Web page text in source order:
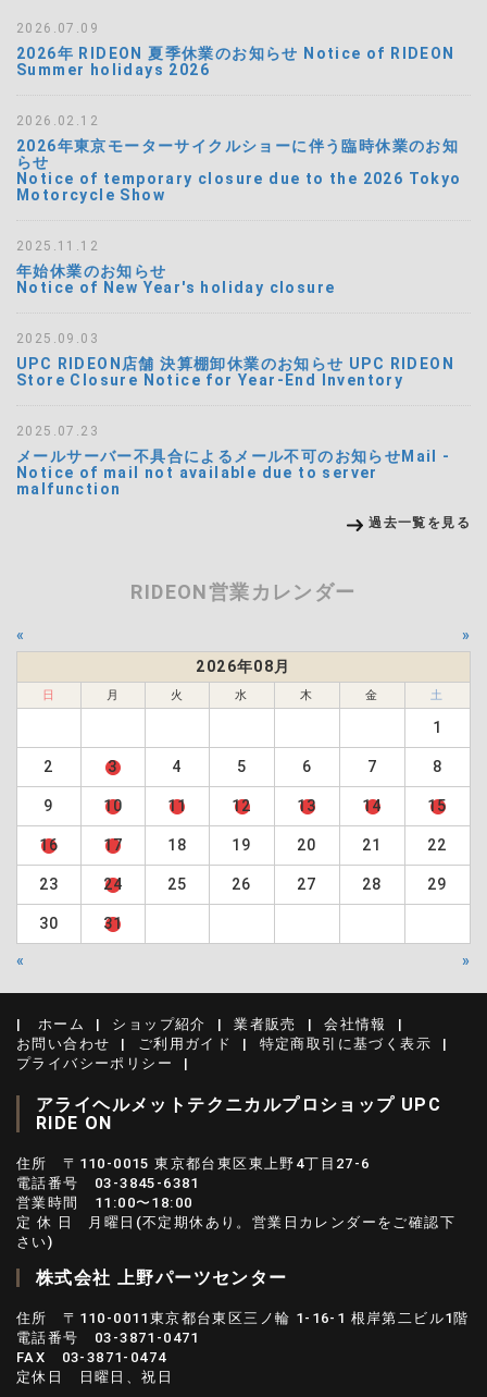
2026.07.09
2026年 RIDEON 夏季休業のお知らせ Notice of RIDEON
Summer holidays 2026
2026.02.12
2026年東京モーターサイクルショーに伴う臨時休業のお知
らせ
Notice of temporary closure due to the 2026 Tokyo
Motorcycle Show
2025.11.12
年始休業のお知らせ
Notice of New Year's holiday closure
2025.09.03
UPC RIDEON店舗 決算棚卸休業のお知らせ UPC RIDEON
Store Closure Notice for Year-End Inventory
2025.07.23
メールサーバー不具合によるメール不可のお知らせMail -
Notice of mail not available due to server
malfunction
過去一覧を見る
RIDEON営業カレンダー
«
»
2026年08月
日 月 火 水 木 金 土
1
2 3 4 5 6 7 8
9 10 11 12 13 14 15
16 17 18 19 20 21 22
23 24 25 26 27 28 29
30 31
« »
ホーム ショップ紹介 業者販売
会社情報
お問い合わせ
ご利用ガイド
特定商取引に基づく表示
プライバシーポリシー
アライヘルメットテクニカルプロショップ UPC
RIDE ON
住所 〒110-0015 東京都台東区東上野4丁目27-6
電話番号 03-3845-6381
営業時間 11:00〜18:00
定 休 日 月曜日(不定期休あり。営業日カレンダーをご確認下
さい)
株式会社 上野パーツセンター
住所 〒110-0011東京都台東区三ノ輪 1-16-1 根岸第二ビル1階
電話番号 03-3871-0471
FAX 03-3871-0474
定休日 日曜日、祝日